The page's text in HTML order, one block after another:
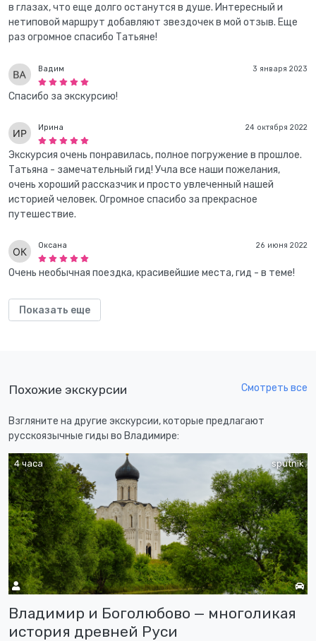
в глазах, что еще долго останутся в душе. Интересный и
нетиповой маршрут добавляют звездочек в мой отзыв. Еще
раз огромное спасибо Татьяне!
3 января 2023
Вадим
Спасибо за экскурсию!
24 октября 2022
Ирина
Экскурсия очень понравилась, полное погружение в прошлое.
Татьяна - замечательный гид! Учла все наши пожелания,
очень хороший рассказчик и просто увлеченный нашей
историей человек. Огромное спасибо за прекрасное
путешествие.
26 июня 2022
Оксана
Очень необычная поездка, красивейшие места, гид - в теме!
Показать еще
Похожие экскурсии Смотреть все
Взгляните на другие экскурсии, которые предлагают
русскоязычные гиды во Владимире:
sputnik
4 часа
Владимир и Боголюбово — многоликая
история древней Руси